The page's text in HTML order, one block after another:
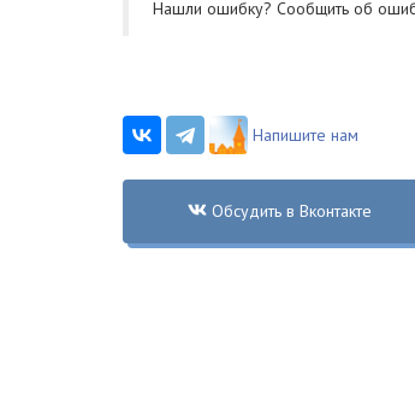
Нашли ошибку? Cообщить об
Напишите нам
Обсудить в Вконтакте